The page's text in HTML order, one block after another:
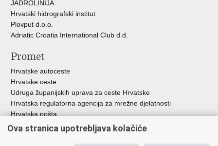
JADROLINIJA
Hrvatski hidrografski institut
Plovput d.o.o.
Adriatic Croatia International Club d.d.
Promet
Hrvatske autoceste
Hrvatske ceste
Udruga županijskih uprava za ceste Hrvatske
Hrvatska regulatorna agencija za mrežne djelatnosti
Hrvatska pošta
HŽ Infrastruktura d.o.o.
HŽ putnički prijevoz
Ova stranica upotrebljava kolačiće